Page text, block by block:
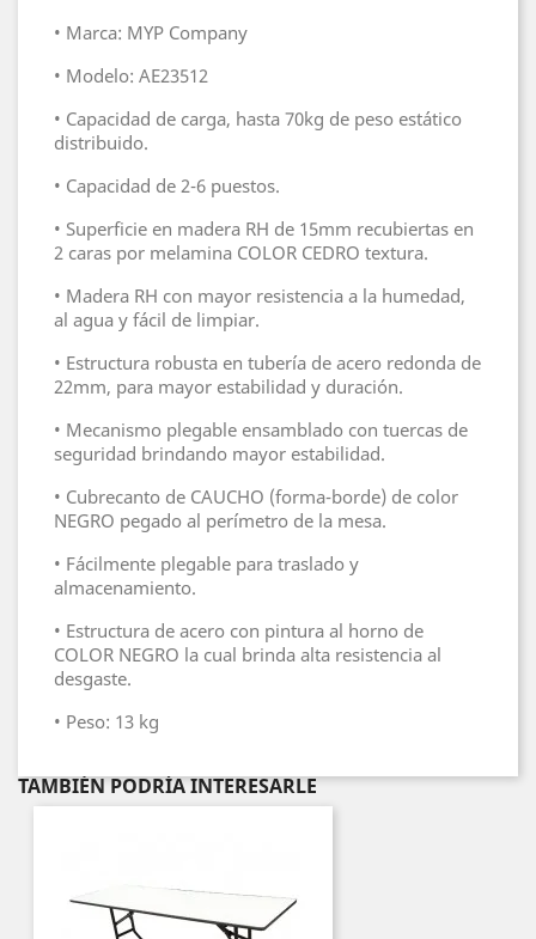
• Marca: MYP Company
• Modelo: AE23512
• Capacidad de carga, hasta 70kg de peso estático
distribuido.
• Capacidad de 2-6 puestos.
• Superficie en madera RH de 15mm recubiertas en
2 caras por melamina COLOR CEDRO textura.
• Madera RH con mayor resistencia a la humedad,
al agua y fácil de limpiar.
• Estructura robusta en tubería de acero redonda de
22mm, para mayor estabilidad y duración.
• Mecanismo plegable ensamblado con tuercas de
seguridad brindando mayor estabilidad.
• Cubrecanto de CAUCHO (forma-borde) de color
NEGRO pegado al perímetro de la mesa.
• Fácilmente plegable para traslado y
almacenamiento.
• Estructura de acero con pintura al horno de
COLOR NEGRO la cual brinda alta resistencia al
desgaste.
• Peso: 13 kg
TAMBIÉN PODRÍA INTERESARLE